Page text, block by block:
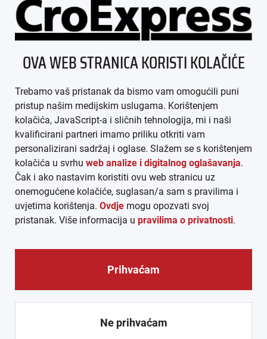
ÜBER UNS
IMPRESSUM
AGB
DATENSCHUTZ
MEDIADATEN
ARHIVA (PDF)
© CROEXPRESS │ INFORMATIVNI MEDIJ HRVATA IZVAN
REPUBLIKE HRVATSKE 2026.
OVA WEB STRANICA KORISTI KOLAČIĆE
Trebamo vaš pristanak da bismo vam omogućili puni
pristup našim medijskim uslugama. Korištenjem
kolačića, JavaScript-a i sličnih tehnologija, mi i naši
kvalificirani partneri imamo priliku otkriti vam
personalizirani sadržaj i oglase. Slažem se s korištenjem
kolačića u svrhu web analize i digitalnog oglašavanja.
Čak i ako nastavim koristiti ovu web stranicu uz
onemogućene kolačiće, suglasan/a sam s pravilima i
uvjetima korištenja. Ovdje mogu opozvati svoj
pristanak. Više informacija u pravilima o privatnosti.
Prihvaćam
Ne prihvaćam